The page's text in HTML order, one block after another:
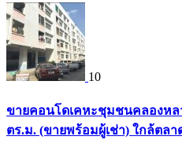
10
ขายคอนโดเคหะชุมชนคลองหล
ตร.ม. (ขายพร้อมผู้เช่า) ใกล้ตลา